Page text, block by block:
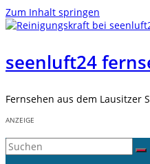
Zum Inhalt springen
seenluft24
Fernsehen aus dem Lausitzer
ANZEIGE